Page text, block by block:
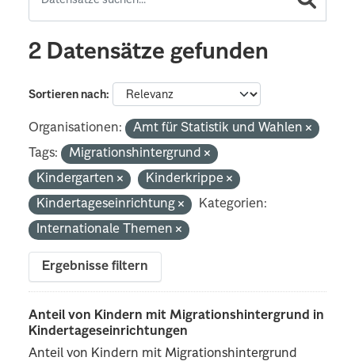
2 Datensätze gefunden
Sortieren nach
Organisationen:
Amt für Statistik und Wahlen
Tags:
Migrationshintergrund
Kindergarten
Kinderkrippe
Kindertageseinrichtung
Kategorien:
Internationale Themen
Ergebnisse filtern
Anteil von Kindern mit Migrationshintergrund in
Kindertageseinrichtungen
Anteil von Kindern mit Migrationshintergrund